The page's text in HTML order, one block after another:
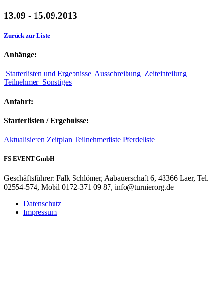
13.09 - 15.09.2013
Zurück zur Liste
Anhänge:
Starterlisten und Ergebnisse Ausschreibung Zeiteinteilung
Teilnehmer Sonstiges
Anfahrt:
Starterlisten / Ergebnisse:
Aktualisieren Zeitplan Teilnehmerliste Pferdeliste
FS EVENT GmbH
Geschäftsführer: Falk Schlömer, Aabauerschaft 6, 48366 Laer, Tel.
02554-574, Mobil 0172-371 09 87, info@turnierorg.de
Datenschutz
Impressum